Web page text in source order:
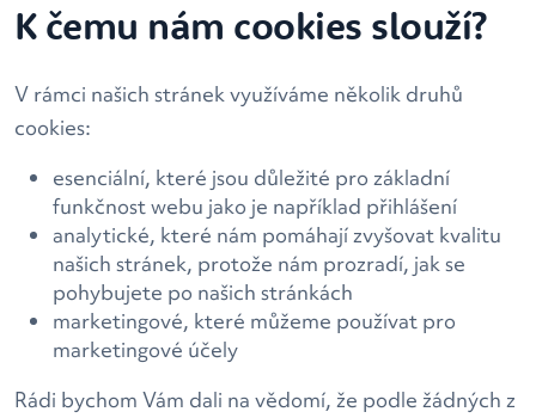
K čemu nám cookies slouží?
V rámci našich stránek využíváme několik druhů
cookies:
esenciální, které jsou důležité pro základní
funkčnost webu jako je například přihlášení
analytické, které nám pomáhají zvyšovat kvalitu
našich stránek, protože nám prozradí, jak se
pohybujete po našich stránkách
marketingové, které můžeme používat pro
marketingové účely
Rádi bychom Vám dali na vědomí, že podle žádných z